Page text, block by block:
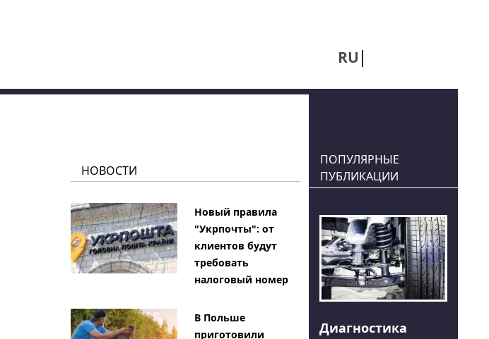
RU
НОВОСТИ
Новый правила
"Укрпочты": от
клиентов будут
требовать
налоговый номер
В Польше
приготовили
ПОПУЛЯРНЫЕ
ПУБЛИКАЦИИ
Диагностика